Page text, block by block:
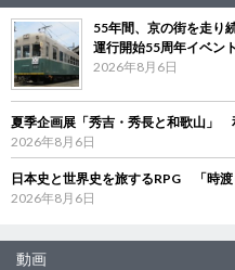
55年間、京の街を走り
運行開始55周年イベン
2026年8月6日
夏季企画展「秀吉・秀長と和歌山」
2026年8月6日
日本史と世界史を旅するRPG 「時
2026年8月6日
動画